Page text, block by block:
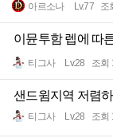
아르소나 Lv.77 조
이뮨투함 렙에 따
티그사 Lv.28 조회
샌드윔지역 저렴
티그사 Lv.28 조회